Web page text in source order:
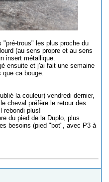
"pré-trous" les plus proche du
(au sens propre et au sens
insert métallique.
ensuite et j'ai fait une semaine
ca bouge.
la couleur) vendredi dernier,
cheval préfère le retour des
rebondi plus!
du pied de la Duplo, plus
besoins (pied "bot", avec P3 à